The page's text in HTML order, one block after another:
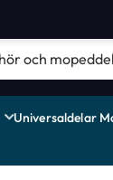
Universaldelar